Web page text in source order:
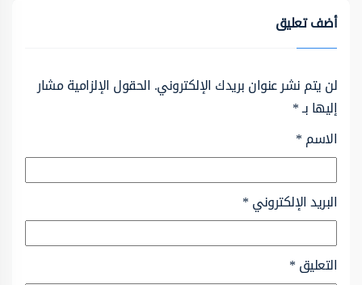
أضف تعليق
لن يتم نشر عنوان بريدك الإلكتروني. الحقول الإلزامية مشار
إليها بـ*
الاسم*
البريد الإلكتروني*
التعليق*